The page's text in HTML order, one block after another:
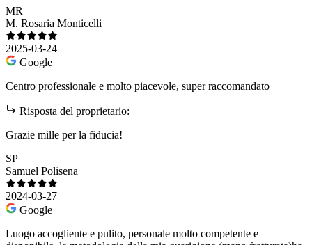
MR
M. Rosaria Monticelli
2025-03-24
Google
Centro professionale e molto piacevole, super raccomandato
Risposta del proprietario:
Grazie mille per la fiducia!
SP
Samuel Polisena
2024-03-27
Google
Luogo accogliente e pulito, personale molto competente e